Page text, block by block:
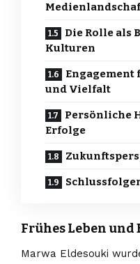
Die Rolle als
Kulturen
und Vielfalt
Persönliche
Erfolge
Frühes Leben
Marwa Eldesouki